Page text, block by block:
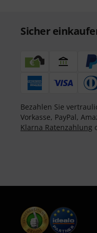
Sicher
Bezahlen Sie
Vorkasse, PayPal,
Klarna Ratenzahlung